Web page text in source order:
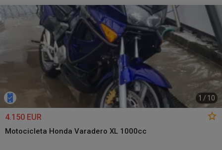
1 / 10
4.150 EUR
Motocicleta Honda Varadero XL 1000cc